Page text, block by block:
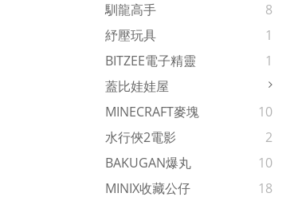
馴龍高手
8
紓壓玩具
1
BITZEE電子精靈
1
蓋比娃娃屋
MINECRAFT麥塊
10
水行俠2電影
2
BAKUGAN爆丸
10
MINIX收藏公仔
18